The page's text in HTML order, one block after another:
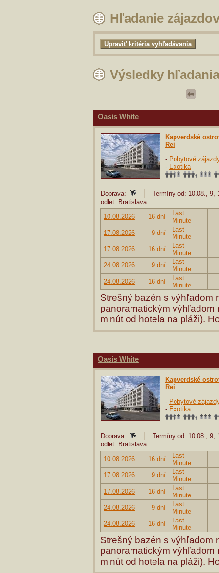
Hľadanie zájazdov
Výsledky hľadania
Oasis White
Kapverdské
Rei
- Pobytové
- Exotika
Doprava:
Termíny od: 10.08., 9,
odlet: Bratislava
10.08.2026
16 dní
Last
Minute
17.08.2026
9 dní
Last
Minute
17.08.2026
16 dní
Last
Minute
24.08.2026
9 dní
Last
Minute
24.08.2026
16 dní
Last
Minute
Strešný bazén s výhľadom
panoramatickým výhľadom
minút od hotela na pláži).
Oasis White
Kapverdské
Rei
- Pobytové
- Exotika
Doprava:
Termíny od: 10.08., 9,
odlet: Bratislava
10.08.2026
16 dní
Last
Minute
17.08.2026
9 dní
Last
Minute
17.08.2026
16 dní
Last
Minute
24.08.2026
9 dní
Last
Minute
24.08.2026
16 dní
Last
Minute
Strešný bazén s výhľadom
panoramatickým výhľadom
minút od hotela na pláži).